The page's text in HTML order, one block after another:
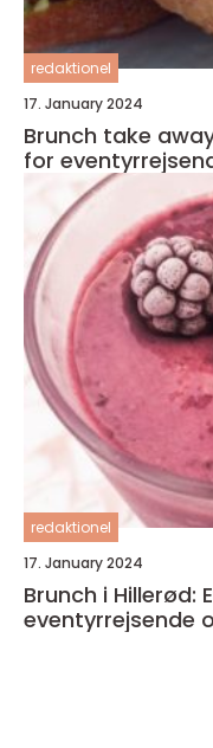
redaktionel
17. January 2024
Brunch take
for
redaktionel
17. January 2024
Brunch i Hillerød:
eventyrrejsende